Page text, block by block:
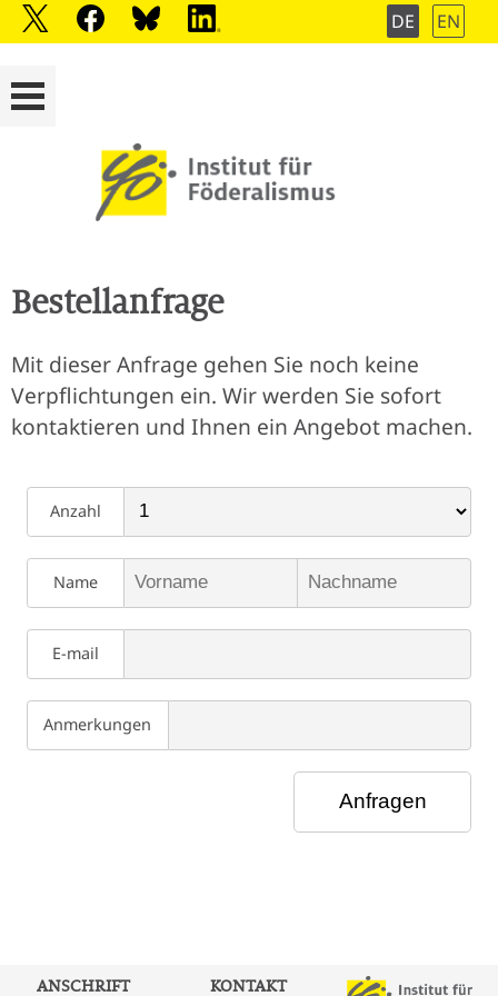
DE EN
Bestellanfrage
Mit dieser Anfrage gehen Sie noch keine
Verpflichtungen ein. Wir werden Sie sofort
kontaktieren und Ihnen ein Angebot machen.
Anzahl
Name
E-mail
Anmerkungen
ANSCHRIFT KONTAKT